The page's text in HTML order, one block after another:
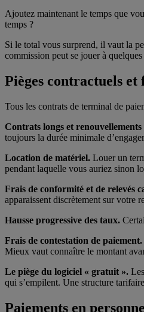
Ajoutez maintenant le temps que
temps ?
Si le total vous surprend, il vaut la
commission peut se jouer à
Pièges contractuels
Tous les contrats de terminal de
Contrats longs et
toujours la durée minimale
Location de matériel. Louer un
pendant laquelle vous auriez sinon
Frais de conformité et de relevés
apparaissent discrètement sur votre
Hausse progressive des taux.
Frais de contestation de paiement.
Mieux vaut connaître le montant
Le piège du logiciel « gratuit ».
qui s’empilent. Une structure
Paiements en